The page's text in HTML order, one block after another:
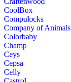
CoolBox
Compulocks
Company of Animals
Colorbaby
Champ
Ceys
Cepsa
Celly